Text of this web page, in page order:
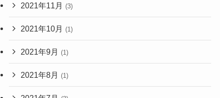
2021年11月 (3)
2021年10月 (1)
2021年9月 (1)
2021年8月 (1)